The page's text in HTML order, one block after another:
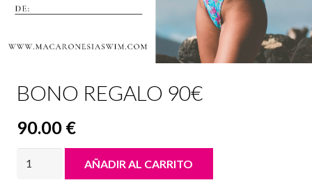
BONO REGALO 90€
90.00 €
BONO
AÑADIR AL CARRITO